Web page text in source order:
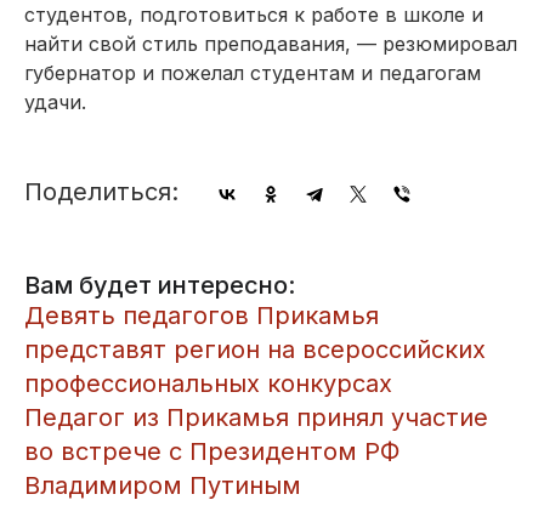
студентов, подготовиться к работе в школе и
найти свой стиль преподавания, — резюмировал
губернатор и пожелал студентам и педагогам
удачи.
Поделиться:
Вам будет интересно:
Девять педагогов Прикамья
представят регион на всероссийских
профессиональных конкурсах
Педагог из Прикамья принял участие
во встрече с Президентом РФ
Владимиром Путиным